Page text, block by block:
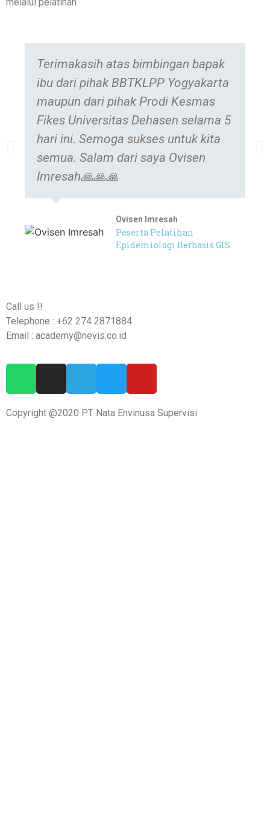
melalui pelatihan
Terimakasih atas bimbingan bapak
ibu dari pihak BBTKLPP Yogyakarta
maupun dari pihak Prodi Kesmas
Fikes Universitas Dehasen selama 5
hari ini. Semoga sukses untuk kita
semua. Salam dari saya Ovisen
Imresah🙏🙏🙏
Ovisen Imresah
Peserta Pelatihan
Epidemiologi Berbasis GIS
Call us !!
Telephone : +62 274 2871884
Email : academy@nevis.co.id
Copyright @2020 PT Nata Envinusa Supervisi